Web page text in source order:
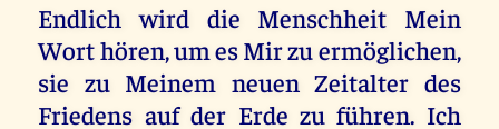
Endlich wird die Menschheit Mein
Wort hören, um es Mir zu ermöglichen,
sie zu Meinem neuen Zeitalter des
Friedens auf der Erde zu führen. Ich